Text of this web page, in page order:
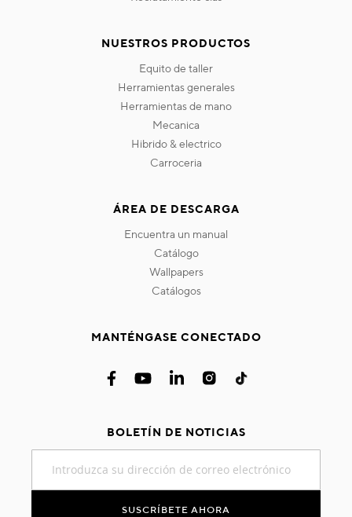
NUESTROS PRODUCTOS
equito de taller
herramientas generales
herramientas de mano
mecanica
hibrido & electrico
carroceria
ÁREA DE DESCARGA
encuentra un manual
catálogo
wallpapers
catálogos
MANTÉNGASE CONECTADO
BOLETÍN DE NOTICIAS
nuestro
SUSCRÍBETE AHORA